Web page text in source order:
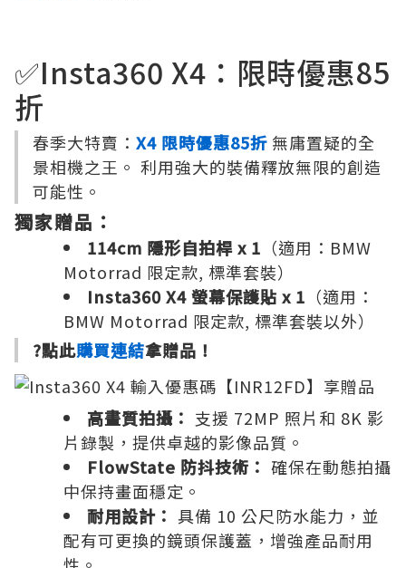
✅Insta360 X4：限時優惠85
折
春季大特賣： X4 限時優惠85折 無庸置疑的全
景相機之王。 利用強大的裝備釋放無限的創造
可能性。
獨家贈品：
114cm 隱形自拍桿 x 1 （適用：BMW
Motorrad 限定款, 標準套裝）
Insta360 X4 螢幕保護貼 x 1 （適用：
BMW Motorrad 限定款, 標準套裝以外）
?點此購買連結拿贈品！
高畫質拍攝： 支援 72MP 照片和 8K 影
片錄製，提供卓越的影像品質。
FlowState 防抖技術： 確保在動態拍攝
中保持畫面穩定。
耐用設計： 具備 10 公尺防水能力，並
配有可更換的鏡頭保護蓋，增強產品耐用